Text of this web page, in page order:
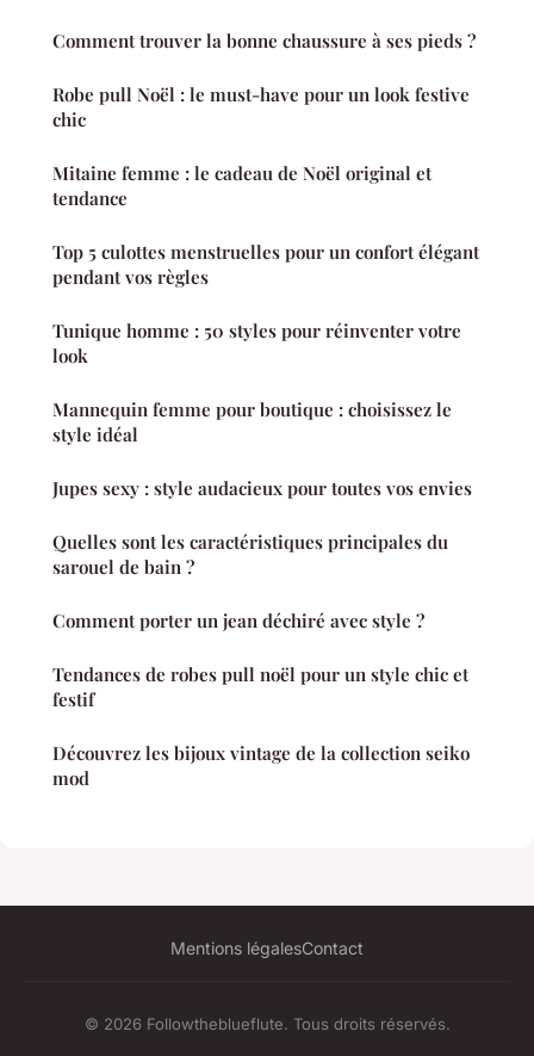
Comment trouver la bonne chaussure à ses pieds ?
Robe pull Noël : le must-have pour un look festive
chic
Mitaine femme : le cadeau de Noël original et
tendance
Top 5 culottes menstruelles pour un confort élégant
pendant vos règles
Tunique homme : 50 styles pour réinventer votre
look
Mannequin femme pour boutique : choisissez le
style idéal
Jupes sexy : style audacieux pour toutes vos envies
Quelles sont les caractéristiques principales du
sarouel de bain ?
Comment porter un jean déchiré avec style ?
Tendances de robes pull noël pour un style chic et
festif
Découvrez les bijoux vintage de la collection seiko
mod
Mentions légalesContact
© 2026 Followtheblueflute. Tous droits réservés.